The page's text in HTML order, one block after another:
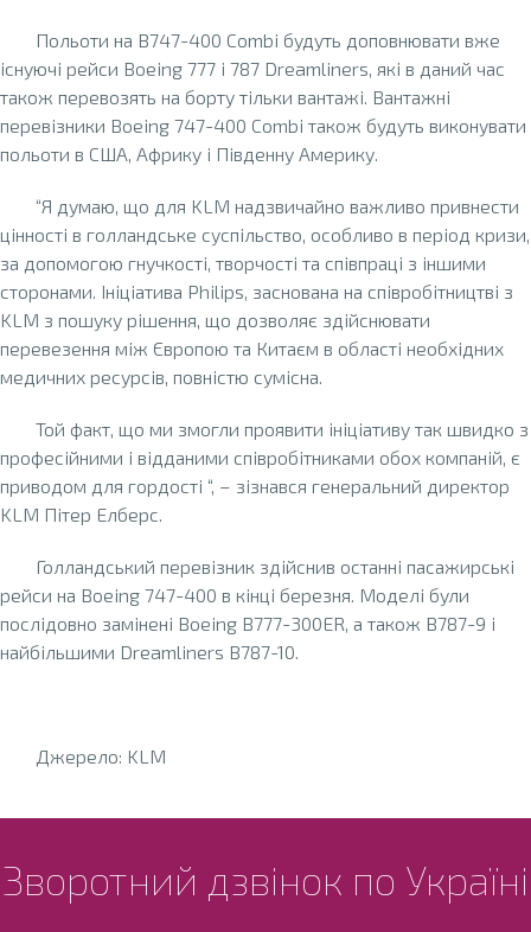
Польоти на B747-400 Combi будуть доповнювати вже
існуючі рейси Boeing 777 і 787 Dreamliners, які в даний час
також перевозять на борту тільки вантажі. Вантажні
перевізники Boeing 747-400 Combi також будуть виконувати
польоти в США, Африку і Південну Америку.
“Я думаю, що для KLM надзвичайно важливо привнести
цінності в голландське суспільство, особливо в період кризи,
за допомогою гнучкості, творчості та співпраці з іншими
сторонами. Ініціатива Philips, заснована на співробітництві з
KLM з пошуку рішення, що дозволяє здійснювати
перевезення між Європою та Китаєм в області необхідних
медичних ресурсів, повністю сумісна.
Той факт, що ми змогли проявити ініціативу так швидко з
професійними і відданими співробітниками обох компаній, є
приводом для гордості “, – зізнався генеральний директор
KLM Пітер Елберс.
Голландський перевізник здійснив останні пасажирські
рейси на Boeing 747-400 в кінці березня. Моделі були
послідовно замінені Boeing B777-300ER, а також B787-9 і
найбільшими Dreamliners B787-10.
Джерело: KLM
Зворотний дзвінок по Україні